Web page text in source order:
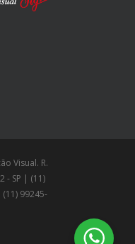
Visual. R.
- SP | (11)
99245-